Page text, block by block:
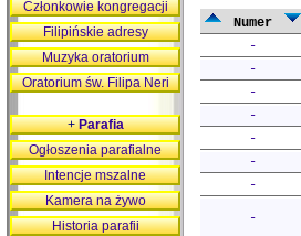
Numer
-
-
-
-
-
-
-
-
Członkowie kongregacji
Filipińskie adresy
Muzyka oratorium
Oratorium św. Filipa Neri
+Parafia
Ogłoszenia parafialne
Intencje mszalne
Kamera na żywo
Historia parafii